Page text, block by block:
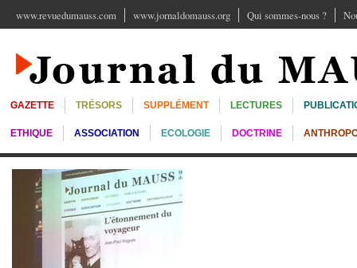
www.revuedumauss.com www.jornaldomauss.org Qui sommes-nous ?
GAZETTE TRÉSORS SUPPLÉMENT LECTURES
ETHIQUE ASSOCIATION ECOLOGIE DOCTRINE